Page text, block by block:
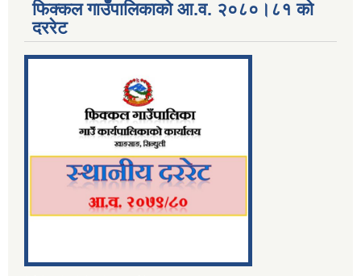
फिक्कल गाउँपालिकाको आ.व. २०८०।८१ को
दररेट